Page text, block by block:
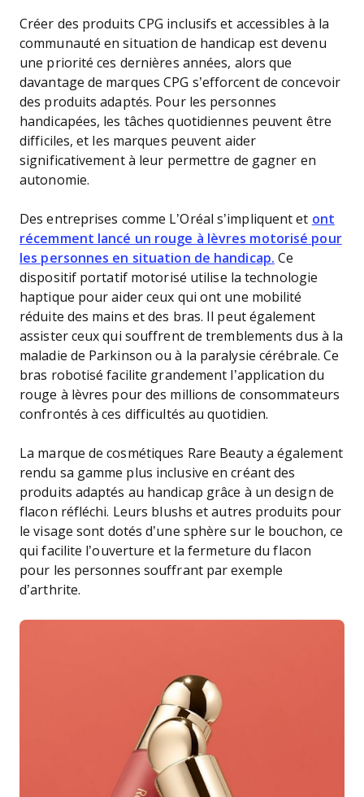
Créer des produits CPG inclusifs et accessibles à la
communauté en situation de handicap est devenu
une priorité ces dernières années, alors que
davantage de marques CPG s’efforcent de concevoir
des produits adaptés. Pour les personnes
handicapées, les tâches quotidiennes peuvent être
difficiles, et les marques peuvent aider
significativement à leur permettre de gagner en
autonomie.
Des entreprises comme L’Oréal s’impliquent et ont
récemment lancé un rouge à lèvres motorisé pour
les personnes en situation de handicap. Ce
dispositif portatif motorisé utilise la technologie
haptique pour aider ceux qui ont une mobilité
réduite des mains et des bras. Il peut également
assister ceux qui souffrent de tremblements dus à la
maladie de Parkinson ou à la paralysie cérébrale. Ce
bras robotisé facilite grandement l’application du
rouge à lèvres pour des millions de consommateurs
confrontés à ces difficultés au quotidien.
La marque de cosmétiques Rare Beauty a également
rendu sa gamme plus inclusive en créant des
produits adaptés au handicap grâce à un design de
flacon réfléchi. Leurs blushs et autres produits pour
le visage sont dotés d’une sphère sur le bouchon, ce
qui facilite l’ouverture et la fermeture du flacon
pour les personnes souffrant par exemple
d’arthrite.